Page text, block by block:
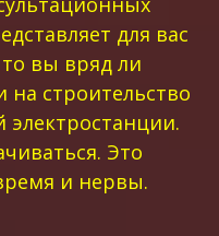
для вас
вы вряд ли
на строительство
Это
и нервы.